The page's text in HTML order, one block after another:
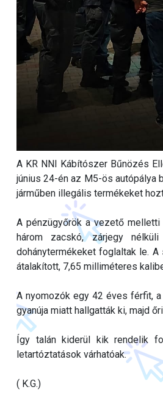
A KR NNI Kábítószer Bűnözés
június 24-én az M5-ös autópálya
járműben illegális termékeket
A pénzügyőrök a vezető
három zacskó, zárjegy
dohánytermékeket foglaltak le.
átalakított, 7,65 milliméteres
A nyomozók egy 42 éves férfit,
gyanúja miatt hallgatták ki, majd
Így talán kiderül kik rendelik
letartóztatások várhatóak.
( K.G.)